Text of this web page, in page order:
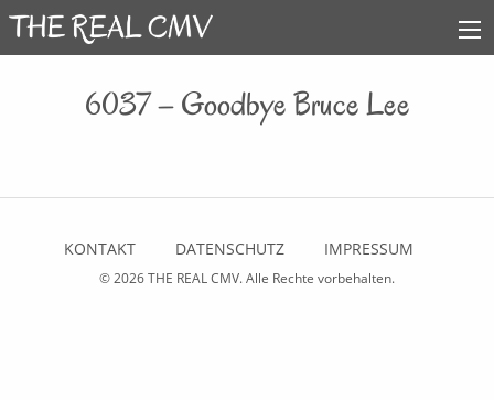
6037 – Goodbye Bruce Lee
KONTAKT DATENSCHUTZ IMPRESSUM
© 2026THE REAL CMV. Alle Rechte vorbehalten.